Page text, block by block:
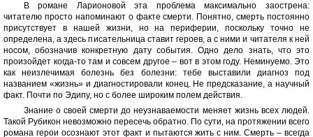
В романе Ларионовой эта проблема максимально заострена:
читателю просто напоминают о факте смерти. Понятно, смерть постоянно
присутствует в нашей жизни, но на периферии, поскольку точно не
определена, а здесь писательница ставит героев, а с ними и читателя к ней
носом, обозначив конкретную дату события. Одно дело знать, что это
произойдет когда-то там и совсем другое – вот в этом году. Неминуемо. Это
как неизлечимая болезнь без болезни: тебе выставили диагноз под
названием «жизнь» и диагностировали конец. Не предсказание, а научный
факт. Почти по Эдипу, но с более широким полем действия.
Знание о своей смерти до неузнаваемости меняет жизнь всех людей.
Такой Рубикон невозможно пересечь обратно. По сути, на протяжении всего
романа герои осознают этот факт и пытаются жить с ним. Смерть – всегда